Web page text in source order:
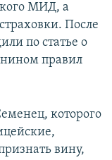
МИД, а
После
по статье о
правил
которого
вину,